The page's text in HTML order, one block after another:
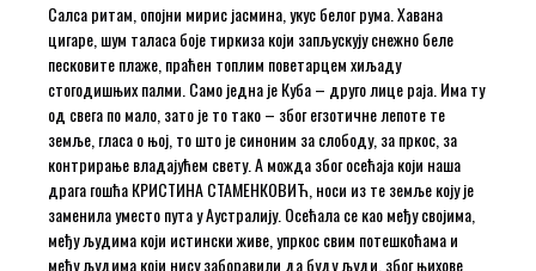
Салса ритам, опојни мирис јасмина, укус белог рума. Хавана
цигаре, шум таласа боје тиркиза који запљускују снежно беле
песковите плаже, праћен топлим поветарцем хиљаду
стогодишњих палми. Само једна је Куба – друго лице раја. Има ту
од свега по мало, зато је то тако – због егзотичне лепоте те
земље, гласа о њој, то што је синоним за слободу, за пркос, за
контрирање владајућем свету. А можда због осећаја који наша
драга гошћа КРИСТИНА СТАМЕНКОВИЋ, носи из те земље коју је
заменила уместо пута у Аустралију. Осећала се као међу својима,
међу људима који истински живе, упркос свим потешкоћама и
међу људима који нису заборавили да буду људи, због њихове